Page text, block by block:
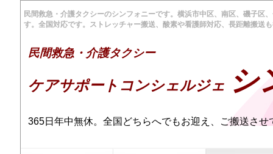
民間救急・介護タクシーのシンフォニーです。横浜市中区、南区、磯子区
す。全国対応です。ストレッチャー搬送、酸素や看護師対応、長距離搬送
民間救急・介護タクシー
ケアサポートコンシェルジェ シ
365日年中無休。全国どちらへでもお迎え、ご搬送させ